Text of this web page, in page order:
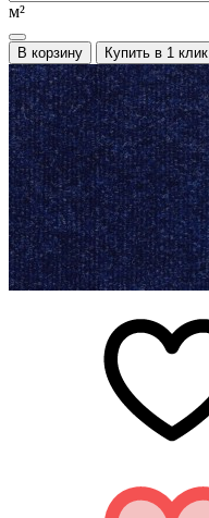
м²
В корзину Купить в 1 клик